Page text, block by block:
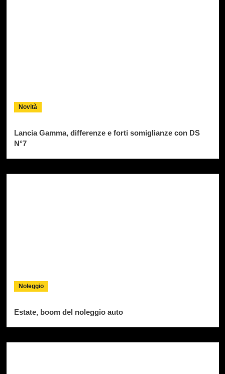
Novità
Lancia Gamma, differenze e forti somiglianze con DS
N°7
Noleggio
Estate, boom del noleggio auto